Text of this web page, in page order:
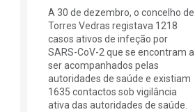
A 30 de dezembro, o concelho de
Torres Vedras registava 1218
casos ativos de infeção por
SARS-CoV-2 que se encontram a
ser acompanhados pelas
autoridades de saúde e existiam
1635 contactos sob vigilância
ativa das autoridades de saúde.